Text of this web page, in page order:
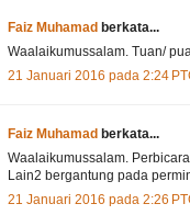
Faiz Muhamad berkata...
Waalaikumussalam. Tuan/
21 Januari 2016 pada 2:24
Faiz Muhamad berkata...
Waalaikumussalam.
Lain2 bergantung pada
21 Januari 2016 pada 2:26